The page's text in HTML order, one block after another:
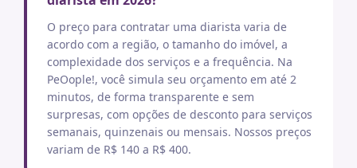
O preço para contratar uma diarista varia de
acordo com a região, o tamanho do imóvel, a
complexidade dos serviços e a frequência. Na
PeOople!, você simula seu orçamento em até 2
minutos, de forma transparente e sem
surpresas, com opções de desconto para serviços
semanais, quinzenais ou mensais. Nossos preços
variam de R$ 140 a R$ 400.